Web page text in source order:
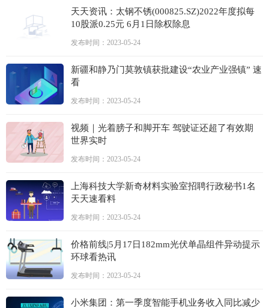
天天资讯：太钢不锈(000825.SZ)2022年度拟每
10股派0.25元 6月1日除权除息
发布时间：2023-05-24
新疆和静乃门莫敦镇获批建设“农业产业强镇” 速
看
发布时间：2023-05-24
视频｜光着膀子和脚开车 驾驶证还超了有效期
世界实时
发布时间：2023-05-24
上海科技大学新奇材料实验室招聘行政秘书1名
天天速看料
发布时间：2023-05-24
价格前线|5月17日182mm光伏单晶组件异动提示
环球看热讯
发布时间：2023-05-24
小米集团：第一季度智能手机业务收入同比减少